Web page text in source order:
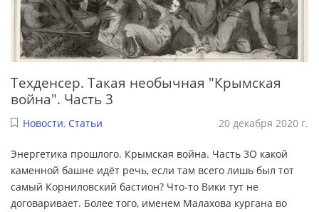
Техденсер. Такая необычная "Крымская
война". Часть 3
Новости, Статьи 20 декабря 2020 г.
Энергетика прошлого. Крымская война. Часть 3О какой
каменной башне идёт речь, если там всего лишь был тот
самый Корниловский бастион? Что-то Вики тут не
договаривает. Более того, именем Малахова кургана во